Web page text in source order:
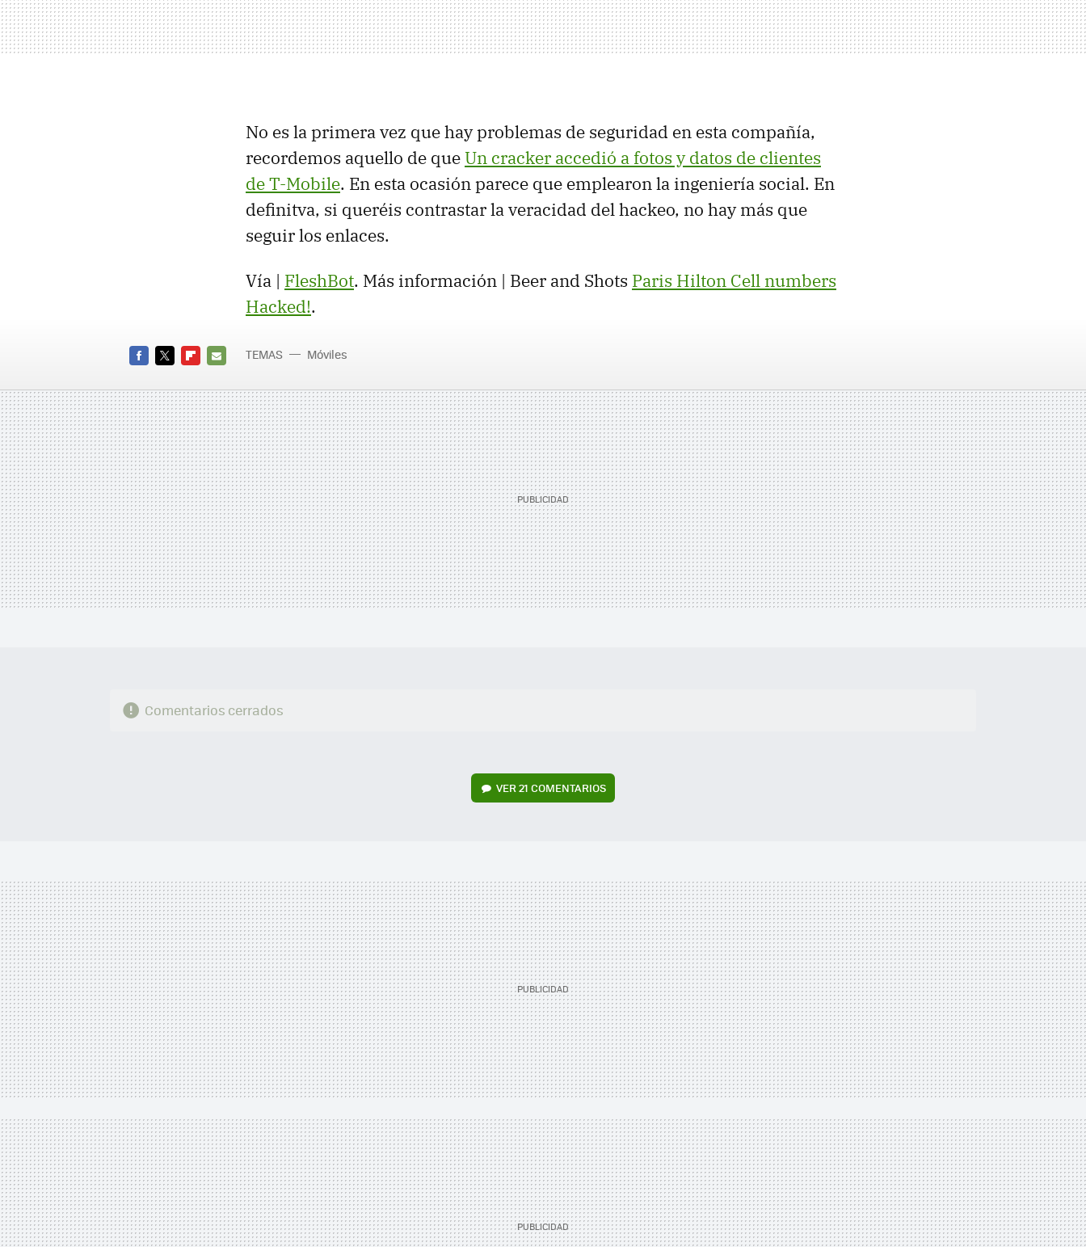
No es la primera vez que hay problemas de seguridad en esta compañía,
recordemos aquello de que Un cracker accedió a fotos y datos de clientes
de T-Mobile. En esta ocasión parece que emplearon la ingeniería social. En
definitva, si queréis contrastar la veracidad del hackeo, no hay más que
seguir los enlaces.
Vía | FleshBot. Más información | Beer and Shots Paris Hilton Cell numbers
Hacked!.
MAIL
TEMAS Móviles
Comentarios cerrados
VER21 COMENTARIOS